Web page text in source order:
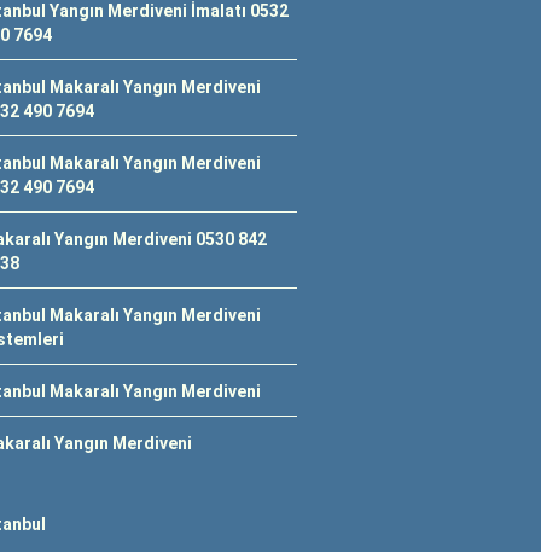
Yangın Merdiveni İmalatı 0532
7694
Makaralı Yangın Merdiveni
490 7694
Makaralı Yangın Merdiveni
490 7694
Yangın Merdiveni 0530 842
Makaralı Yangın Merdiveni
Makaralı Yangın Merdiveni
Yangın Merdiveni